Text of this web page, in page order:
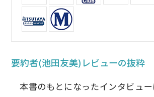
要約者(池田友美)レビューの抜粋
本書のもとになったインタビュ